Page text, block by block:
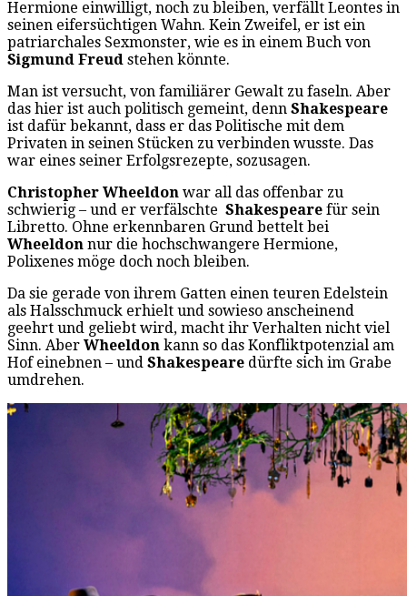
Hermione einwilligt, noch zu bleiben, verfällt Leontes in
seinen eifersüchtigen Wahn. Kein Zweifel, er ist ein
patriarchales Sexmonster, wie es in einem Buch von
Sigmund Freud stehen könnte.
Man ist versucht, von familiärer Gewalt zu faseln. Aber
das hier ist auch politisch gemeint, denn Shakespeare
ist dafür bekannt, dass er das Politische mit dem
Privaten in seinen Stücken zu verbinden wusste. Das
war eines seiner Erfolgsrezepte, sozusagen.
Christopher Wheeldon war all das offenbar zu
schwierig – und er verfälschte Shakespeare für sein
Libretto. Ohne erkennbaren Grund bettelt bei
Wheeldon nur die hochschwangere Hermione,
Polixenes möge doch noch bleiben.
Da sie gerade von ihrem Gatten einen teuren Edelstein
als Halsschmuck erhielt und sowieso anscheinend
geehrt und geliebt wird, macht ihr Verhalten nicht viel
Sinn. Aber Wheeldon kann so das Konfliktpotenzial am
Hof einebnen – und Shakespeare dürfte sich im Grabe
umdrehen.